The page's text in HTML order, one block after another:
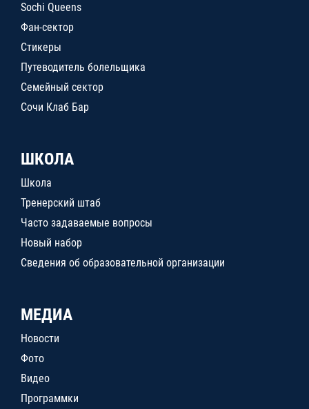
Sochi Queens
Фан-сектор
Стикеры
Путеводитель болельщика
Семейный сектор
Сочи Клаб Бар
ШКОЛА
Школа
Тренерский штаб
Часто задаваемые вопросы
Новый набор
Сведения об образовательной организации
МЕДИА
Новости
Фото
Видео
Программки